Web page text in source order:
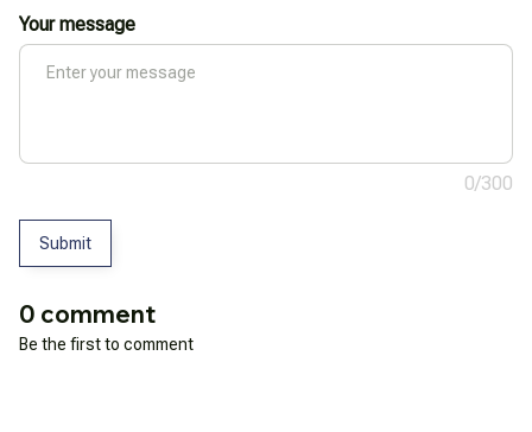
Your message
0/300
Submit
0 comment
Be the first to comment